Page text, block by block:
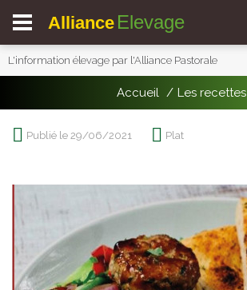
Alliance Elevage
L'information élevage par l'Alliance Pastorale
Accueil Les recettes
Publié le 29/06/2021 Plat